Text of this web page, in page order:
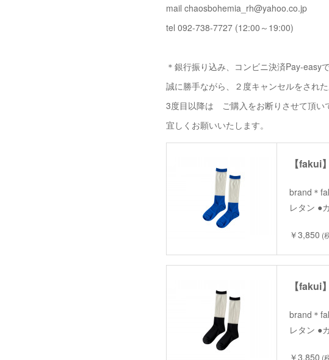
mail chaosbohemia_rh@yahoo.co.jp
tel 092-738-7727 (12:00～19:00)
＊銀行振り込み、コンビニ決済Pay-easy
誠に勝手ながら、２度キャンセルをされ
3度目以降は ご購入をお断りさせて頂い
宜しくお願いいたします。
brand＊
レタン ●
￥3,850 (
brand＊
レタン ●
￥3,850 (